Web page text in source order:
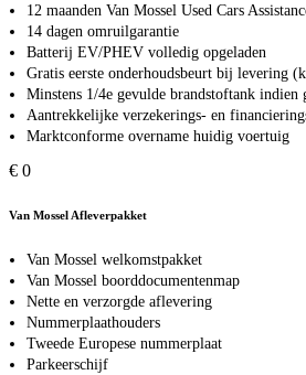
12 maanden Van Mossel Used Cars
14 dagen omruilgarantie
Batterij EV/PHEV volledig opgeladen
Gratis eerste onderhoudsbeurt bij levering
Minstens 1/4e gevulde brandstoftank indien
Aantrekkelijke verzekerings- en
Marktconforme overname huidig voertuig
€ 0
Van Mossel Afleverpakket
Van Mossel welkomstpakket
Van Mossel boorddocumentenmap
Nette en verzorgde aflevering
Nummerplaathouders
Tweede Europese nummerplaat
Parkeerschijf